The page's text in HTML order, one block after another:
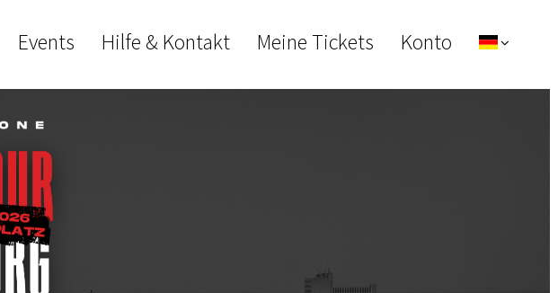
Events Hilfe & Kontakt Meine Tickets Konto